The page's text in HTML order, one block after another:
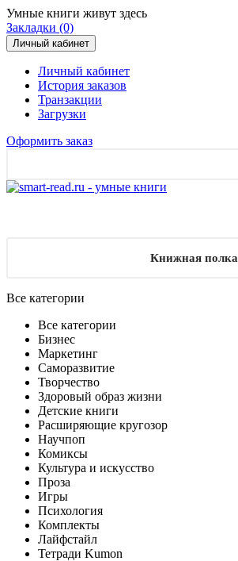
Умные книги живут здесь
Закладки (0)
Личный кабинет
Личный кабинет
История заказов
Транзакции
Загрузки
Оформить заказ
Книжная полка
Все категории
Все категории
Бизнес
Маркетинг
Саморазвитие
Творчество
Здоровый образ жизни
Детские книги
Расширяющие кругозор
Научпоп
Комиксы
Культура и искусство
Проза
Игры
Психология
Комплекты
Лайфстайл
Тетради Kumon